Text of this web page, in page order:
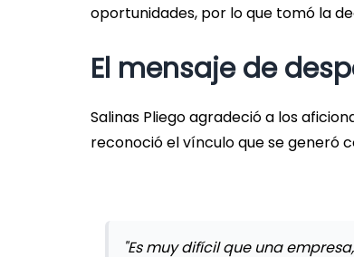
oportunidades, por lo que tomó la
El mensaje de
Salinas Pliego agradeció a los
reconoció el vínculo que se generó
"Es muy difícil que una